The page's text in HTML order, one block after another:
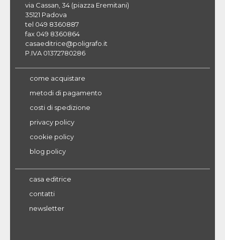
via Cassan, 34 (piazza Eremitani)
35121 Padova
tel 049 8360887
fax 049 8360864
casaeditrice@poligrafo.it
P.IVA 01372780286
come acquistare
metodi di pagamento
costi di spedizione
privacy policy
cookie policy
blog policy
casa editrice
contatti
newsletter